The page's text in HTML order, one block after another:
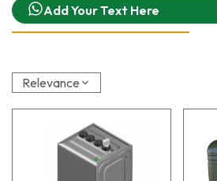
Add Your Text Here
Relevance